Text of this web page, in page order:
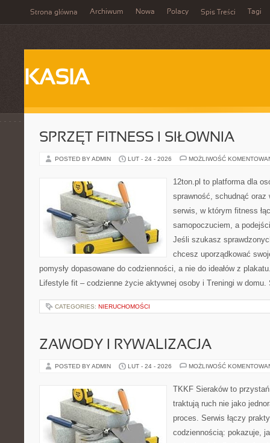
Strona główna Archiwum Nowa Polacy Spis Treści Tagi
KASIA
SPRZĘT FITNESS I SIŁOWNIA
POSTED BY ADMIN LUT - 24 - 2026 MOŻLIWOŚĆ
12ton.pl to platforma dla
sprawność, schudnąć oraz
serwis, w którym fitness
samopoczuciem, a
Jeśli szukasz
chcesz uporządkować
pomysły dopasowane do codzienności, a nie do ideałów z
Lifestyle fit – codzienne życie aktywnej osoby i Treningi w
CATEGORIES: NIERUCHOMOŚCI
ZAWODY I RYWALIZACJA
POSTED BY ADMIN LUT - 24 - 2026 MOŻLIWOŚĆ
TKKF Sieraków to
traktują ruch nie jako
proces. Serwis łączy
codziennością: pokazuje,